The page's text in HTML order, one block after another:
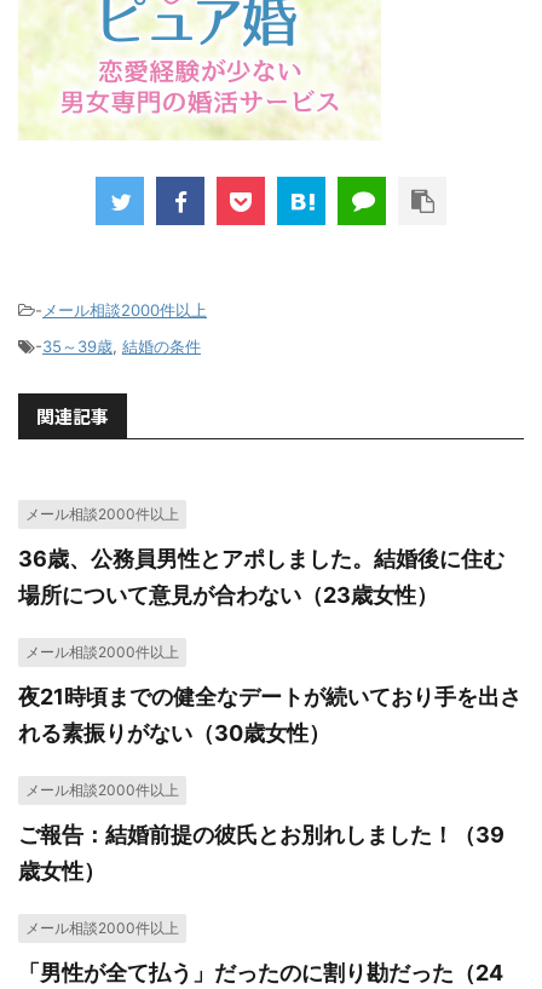
- メール相談2000件以上
-35～39歳, 結婚の条件
関連記事
メール相談2000件以上
36歳、公務員男性とアポしました。結婚後に住む
場所について意見が合わない（23歳女性）
メール相談2000件以上
夜21時頃までの健全なデートが続いており手を出さ
れる素振りがない（30歳女性）
メール相談2000件以上
ご報告：結婚前提の彼氏とお別れしました！（39
歳女性）
メール相談2000件以上
「男性が全て払う」だったのに割り勘だった（24